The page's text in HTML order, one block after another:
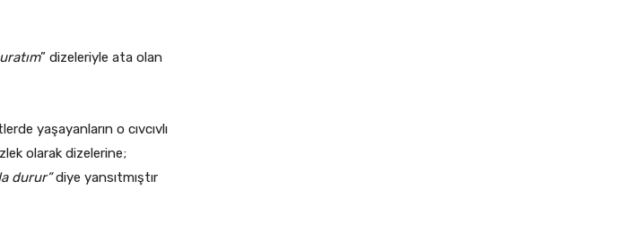
” dizeleriyle ata olan
yaşayanların o cıvcıvlı
olarak dizelerine;
durur”diye yansıtmıştır